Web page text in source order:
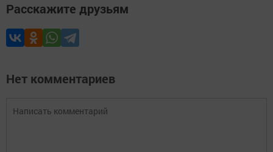
Расскажите друзьям
Нет комментариев